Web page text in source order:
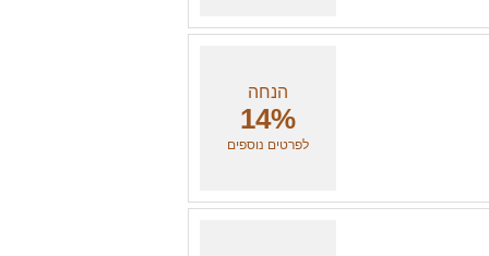
הנחה
14%
לפרטים נוספים